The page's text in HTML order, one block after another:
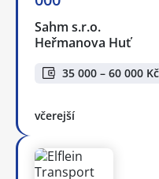
Sahm s.r.o.
Heřmanova Huť
35 000 – 60 000 Kč
včerejší